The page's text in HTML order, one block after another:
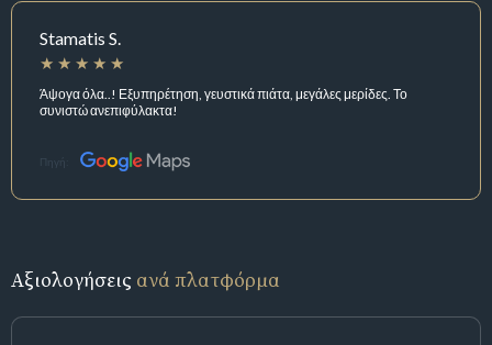
Stamatis S.
Άψογα όλα..! Εξυπηρέτηση, γευστικά πιάτα, μεγάλες μερίδες. Το
συνιστώ ανεπιφύλακτα!
Πηγή:
Αξιολογήσεις ανά πλατφόρμα